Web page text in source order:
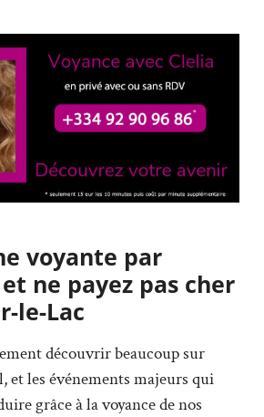
voyante par
ne payez pas cher
le-Lac
découvrir beaucoup sur
et les événements majeurs qui
grâce à la voyance de nos